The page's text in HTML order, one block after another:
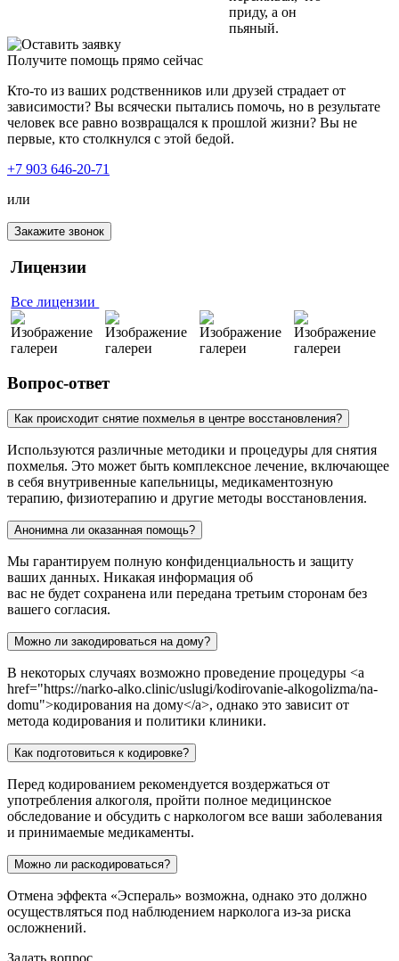
приду, а он
пьяный.
Получите помощь прямо сейчас
Кто-то из ваших родственников или друзей страдает от
зависимости? Вы всячески пытались помочь, но в результате
человек все равно возвращался к прошлой жизни? Вы не
первые, кто столкнулся с этой бедой.
+7 903 646-20-71
или
Закажите звонок
Лицензии
Все лицензии
Вопрос-ответ
Как происходит снятие похмелья в центре восстановления?
Используются различные методики и процедуры для снятия
похмелья. Это может быть комплексное лечение, включающее
в себя внутривенные капельницы, медикаментозную
терапию, физиотерапию и другие методы восстановления.
Анонимна ли оказанная помощь?
Мы гарантируем полную конфиденциальность и защиту
ваших данных. Никакая информация об
вас не будет сохранена или передана третьим сторонам без
вашего согласия.
Можно ли закодироваться на дому?
В некоторых случаях возможно проведение процедуры <a
href="https://narko-alko.clinic/uslugi/kodirovanie-alkogolizma/na-
domu">кодирования на дому</a>, однако это зависит от
метода кодирования и политики клиники.
Как подготовиться к кодировке?
Перед кодированием рекомендуется воздержаться от
употребления алкоголя, пройти полное медицинское
обследование и обсудить с наркологом все ваши заболевания
и принимаемые медикаменты.
Можно ли раскодироваться?
Отмена эффекта «Эспераль» возможна, однако это должно
осуществляться под наблюдением нарколога из-за риска
осложнений.